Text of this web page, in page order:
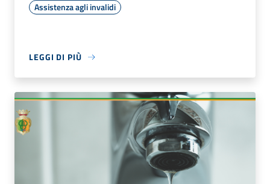
Assistenza agli invalidi
LEGGI DI PIÙ